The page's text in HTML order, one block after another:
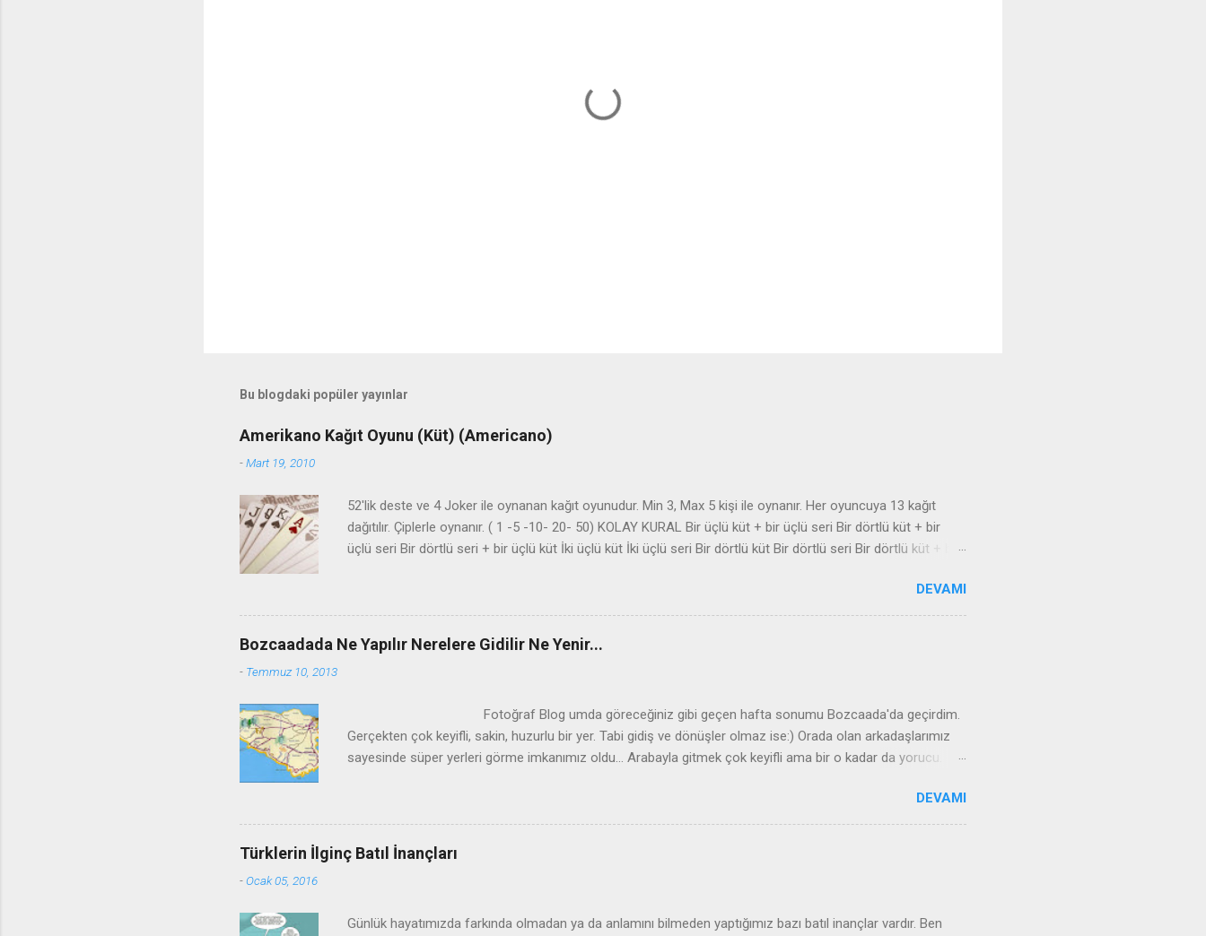
Bu blogdaki popüler yayınlar
Amerikano Kağıt Oyunu (Küt) (Americano)
-Mart 19, 2010
52'lik deste ve 4 Joker ile oynanan kağıt oyunudur. Min 3, Max 5 kişi ile oynanır. Her oyuncuya 13 kağıt
dağıtılır. Çiplerle oynanır. ( 1 -5 -10- 20- 50) KOLAY KURAL Bir üçlü küt + bir üçlü seri Bir dörtlü küt + bir
üçlü seri Bir dörtlü seri + bir üçlü küt İki üçlü küt İki üçlü seri Bir dörtlü küt Bir dörtlü seri Bir dörtlü küt + bir
başlarken herkes 10 Çip parayı kasaya atarak oyun başlar. Sırası gelen oyuncu 52lik desteyi keser.
Kestiğinde joker var ise alır. Dağıtan oyuncu o joker çekmiş kişiye 12 tane diğer oyunculara 13 tane
dağıtılır. (Normalde her oyuncuya 13 tane dağıtılır) Kesen kişi listede yazan görevlerden birini eline bakarak
DEVAMI
Bozcaadada Ne Yapılır Nerelere Gidilir Ne Yenir...
- Temmuz 10, 2013
Fotoğraf Blog umda göreceğiniz gibi geçen hafta sonumu Bozcaada'da geçirdim.
Gerçekten çok keyifli, sakin, huzurlu bir yer. Tabi gidiş ve dönüşler olmaz ise:) Orada olan arkadaşlarımız
sayesinde süper yerleri görme imkanımız oldu... Arabayla gitmek çok keyifli ama bir o kadar da yorucu.
Tekirdağ üzerinden Eceabat'tan Çanakkale'ye feribot ile geçebilirsiniz yada Gelibolu'dan Lapseki 'ye feribot
ile geçip Bozcaada 'ya gidebilirsiniz. Tabii Bozcaada 'ya da geçmek için ikinci feribotu beklemeniz gerekir.
Haftasonu olunca biraz feribot sırası olu...
DEVAMI
Türklerin İlginç Batıl İnançları
-Ocak 05, 2016
Günlük hayatımızda farkında olmadan ya da anlamını bilmeden yaptığımız bazı batıl inançlar vardır. Ben